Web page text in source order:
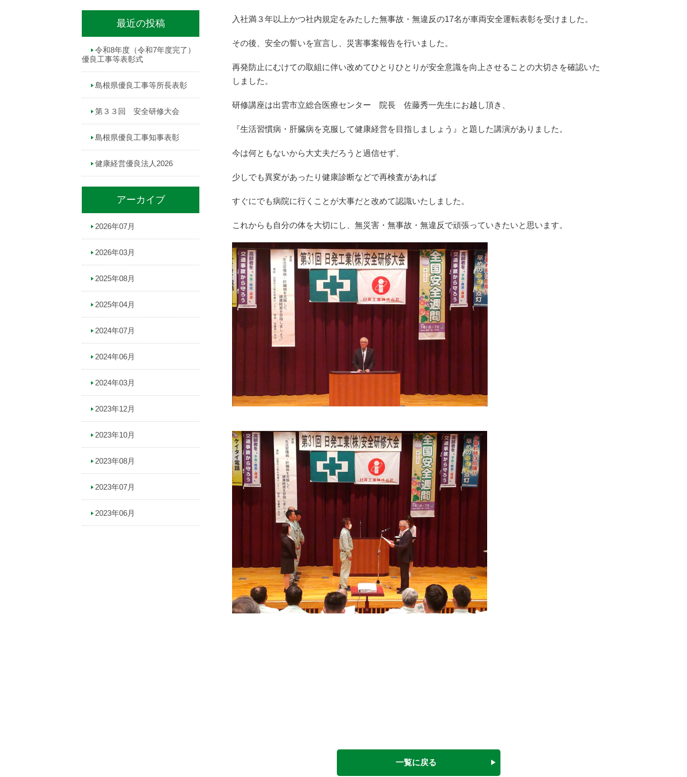
入社満３年以上かつ社内規定をみたした無事故・無違反の17名が車両安全運転表彰を受けました。
その後、安全の誓いを宣言し、災害事案報告を行いました。
再発防止にむけての取組に伴い改めてひとりひとりが安全意識を向上させることの大切さを確認いた
しました。
研修講座は出雲市立総合医療センター 院長 佐藤秀一先生にお越し頂き、
『生活習慣病・肝臓病を克服して健康経営を目指しましょう』と題した講演がありました。
今は何ともないから大丈夫だろうと過信せず、
少しでも異変があったり健康診断などで再検査があれば
すぐにでも病院に行くことが大事だと改めて認識いたしました。
これからも自分の体を大切にし、無災害・無事故・無違反で頑張っていきたいと思います。
一覧に戻る
最近の投稿
令和8年度（令和7年度完了）
優良工事等表彰式
島根県優良工事等所長表彰
第３３回 安全研修大会
島根県優良工事知事表彰
健康経営優良法人2026
アーカイブ
2026年07月
2026年03月
2025年08月
2025年04月
2024年07月
2024年06月
2024年03月
2023年12月
2023年10月
2023年08月
2023年07月
2023年06月